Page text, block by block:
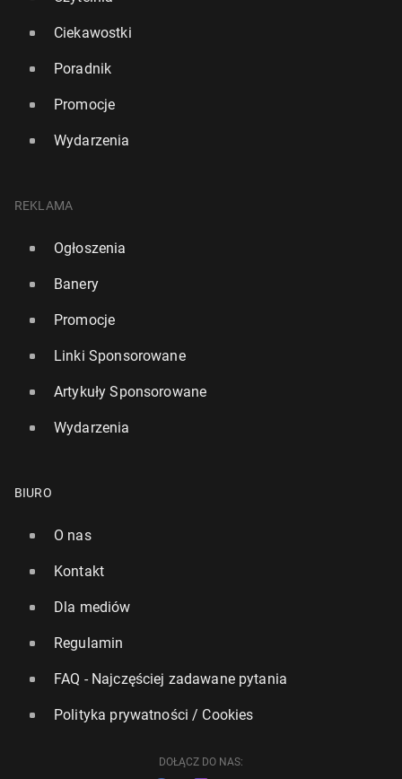
Ciekawostki
Poradnik
Promocje
Wydarzenia
REKLAMA
Ogłoszenia
Banery
Promocje
Linki Sponsorowane
Artykuły Sponsorowane
Wydarzenia
BIURO
O nas
Kontakt
Dla mediów
Regulamin
FAQ - Najczęściej zadawane pytania
Polityka prywatności / Cookies
DOŁĄCZ DO NAS: